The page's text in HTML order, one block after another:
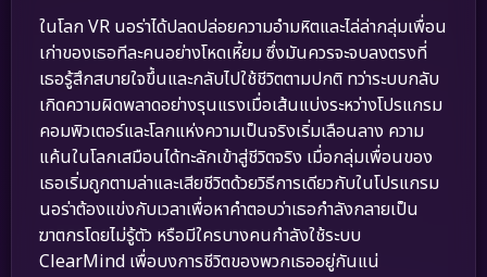
ในโลก VR นอร่าได้ปลดปล่อยความอำมหิตและไล่ล่ากลุ่มเพื่อน
เก่าของเธอทีละคนอย่างโหดเหี้ยม ซึ่งมันควรจะจบลงตรงที่
เธอรู้สึกสบายใจขึ้นและกลับไปใช้ชีวิตตามปกติ ทว่าระบบกลับ
เกิดความผิดพลาดอย่างรุนแรงเมื่อเส้นแบ่งระหว่างโปรแกรม
คอมพิวเตอร์และโลกแห่งความเป็นจริงเริ่มเลือนลาง ความ
แค้นในโลกเสมือนได้ทะลักเข้าสู่ชีวิตจริง เมื่อกลุ่มเพื่อนของ
เธอเริ่มถูกตามล่าและเสียชีวิตด้วยวิธีการเดียวกับในโปรแกรม
นอร่าต้องแข่งกับเวลาเพื่อหาคำตอบว่าเธอกำลังกลายเป็น
ฆาตกรโดยไม่รู้ตัว หรือมีใครบางคนกำลังใช้ระบบ
ClearMind เพื่อบงการชีวิตของพวกเธออยู่กันแน่